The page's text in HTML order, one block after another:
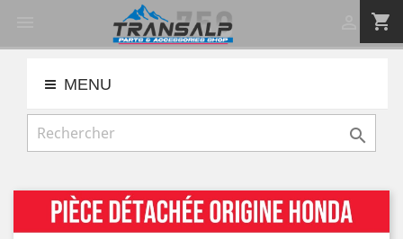
shopping_cart
MENU
